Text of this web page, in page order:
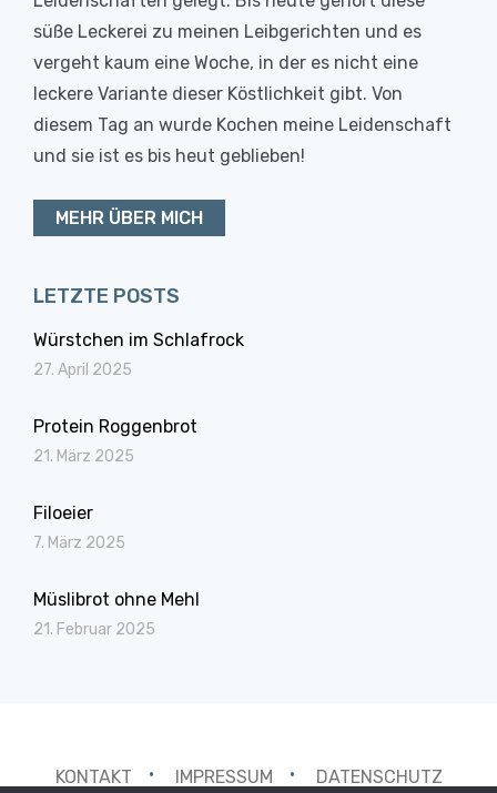
süße Leckerei zu meinen Leibgerichten und es
vergeht kaum eine Woche, in der es nicht eine
leckere Variante dieser Köstlichkeit gibt. Von
diesem Tag an wurde Kochen meine Leidenschaft
und sie ist es bis heut geblieben!
MEHR ÜBER MICH
LETZTE POSTS
Würstchen im Schlafrock
27. April 2025
Protein Roggenbrot
21. März 2025
Filoeier
7. März 2025
Müslibrot ohne Mehl
21. Februar 2025
KONTAKT IMPRESSUM DATENSCHUTZ